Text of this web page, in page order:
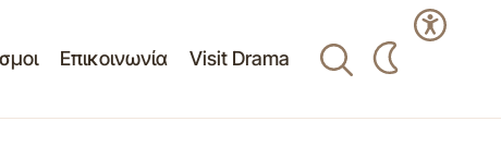
Επικοινωνία Visit Drama